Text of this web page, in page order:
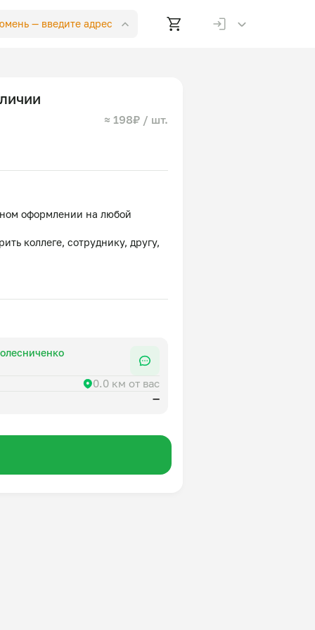
— введите адрес
≈ 198₽ / шт.
оформлении на любой
коллеге, сотруднику, другу,
бабл-гам, пряная карамель,
0.0 км от вас
—